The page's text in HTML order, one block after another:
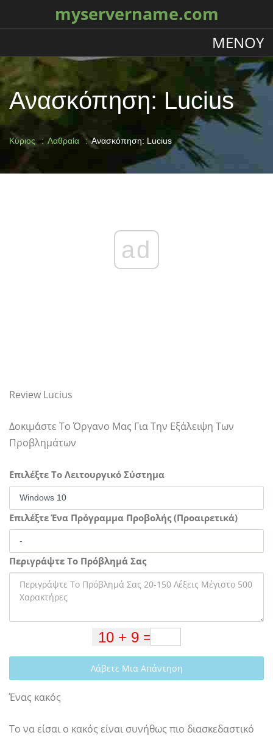
myservername.com
ΜΕΝΟΎ
Ανασκόπηση: Lucius
Κύριος Λαθραία Ανασκόπηση: Lucius
ad
Review Lucius
Δοκιμάστε Το Όργανο Μας Για Την Εξάλειψη Των
Προβλημάτων
Επιλέξτε Το Λειτουργικό Σύστημα
Επιλέξτε Ένα Πρόγραμμα Προβολής (Προαιρετικά)
Περιγράψτε Το Πρόβλημά Σας
Λάβετε Μια Απάντηση
Ένας κακός
Το να είσαι ο κακός είναι συνήθως πιο διασκεδαστικό